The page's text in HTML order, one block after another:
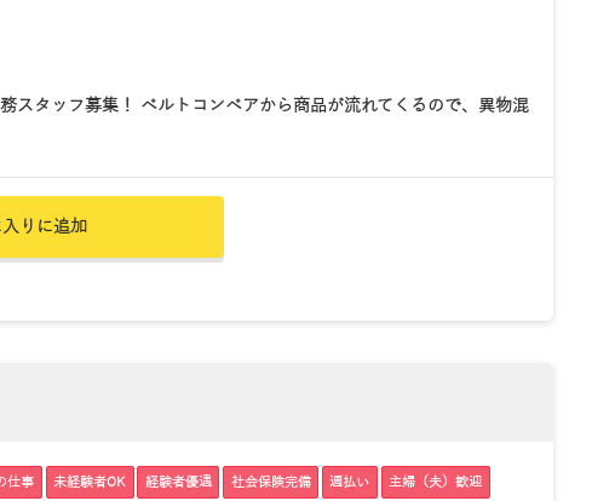
スタッフ募集！ ベルトコンベアから商品が流れてくるので、異物混
りに追加
仕事 未経験者OK 経験者優遇 社会保険完備 週払い 主婦（夫）歓迎